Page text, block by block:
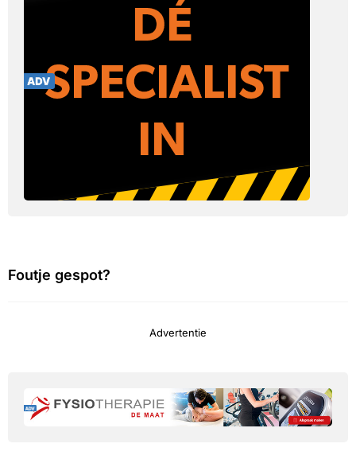
Foutje gespot?
Advertentie